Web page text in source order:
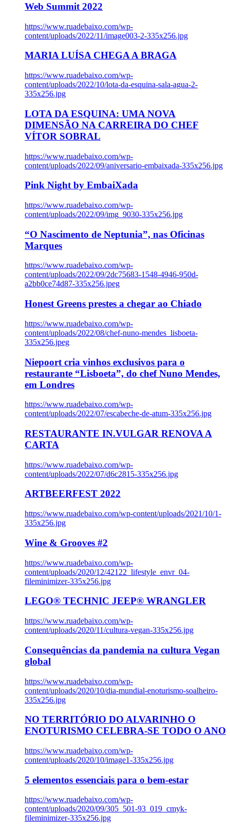
Web Summit 2022
https://www.ruadebaixo.com/wp-
content/uploads/2022/11/image003-2-335x256.jpg
MARIA LUÍSA CHEGA A BRAGA
https://www.ruadebaixo.com/wp-
content/uploads/2022/10/lota-da-esquina-sala-agua-2-
335x256.jpg
LOTA DA ESQUINA: UMA NOVA
DIMENSÃO NA CARREIRA DO CHEF
VÍTOR SOBRAL
https://www.ruadebaixo.com/wp-
content/uploads/2022/09/aniversario-embaixada-335x256.jpg
Pink Night by EmbaiXada
https://www.ruadebaixo.com/wp-
content/uploads/2022/09/img_9030-335x256.jpg
“O Nascimento de Neptunia”, nas Oficinas
Marques
https://www.ruadebaixo.com/wp-
content/uploads/2022/09/2dc75683-1548-4946-950d-
a2bb0ce74d87-335x256.jpeg
Honest Greens prestes a chegar ao Chiado
https://www.ruadebaixo.com/wp-
content/uploads/2022/08/chef-nuno-mendes_lisboeta-
335x256.jpeg
Niepoort cria vinhos exclusivos para o
restaurante “Lisboeta”, do chef Nuno Mendes,
em Londres
https://www.ruadebaixo.com/wp-
content/uploads/2022/07/escabeche-de-atum-335x256.jpg
RESTAURANTE IN.VULGAR RENOVA A
CARTA
https://www.ruadebaixo.com/wp-
content/uploads/2022/07/d6c2815-335x256.jpg
ARTBEERFEST 2022
https://www.ruadebaixo.com/wp-content/uploads/2021/10/1-
335x256.jpg
Wine & Grooves #2
https://www.ruadebaixo.com/wp-
content/uploads/2020/12/42122_lifestyle_envr_04-
fileminimizer-335x256.jpg
LEGO® TECHNIC JEEP® WRANGLER
https://www.ruadebaixo.com/wp-
content/uploads/2020/11/cultura-vegan-335x256.jpg
Consequências da pandemia na cultura Vegan
global
https://www.ruadebaixo.com/wp-
content/uploads/2020/10/dia-mundial-enoturismo-soalheiro-
335x256.jpg
NO TERRITÓRIO DO ALVARINHO O
ENOTURISMO CELEBRA-SE TODO O ANO
https://www.ruadebaixo.com/wp-
content/uploads/2020/10/image1-335x256.jpg
5 elementos essenciais para o bem-estar
https://www.ruadebaixo.com/wp-
content/uploads/2020/09/305_501-93_019_cmyk-
fileminimizer-335x256.jpg